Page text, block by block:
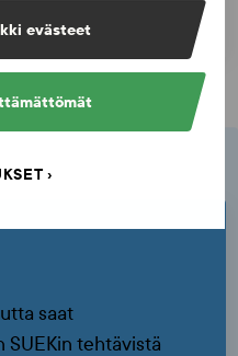
evästeet
saat
SUEKin tehtävistä